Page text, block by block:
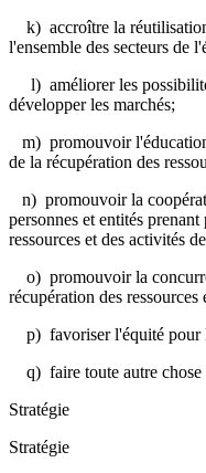
k) accroître la réutilisation
l'ensemble des secteurs de
l) améliorer les
développer les marchés;
m) promouvoir
de la récupération des
n) promouvoir la
personnes et entités
ressources et des activités
o) promouvoir la
récupération des ressources
p) favoriser l'équité pour
q) faire toute autre chose
Stratégie
Stratégie